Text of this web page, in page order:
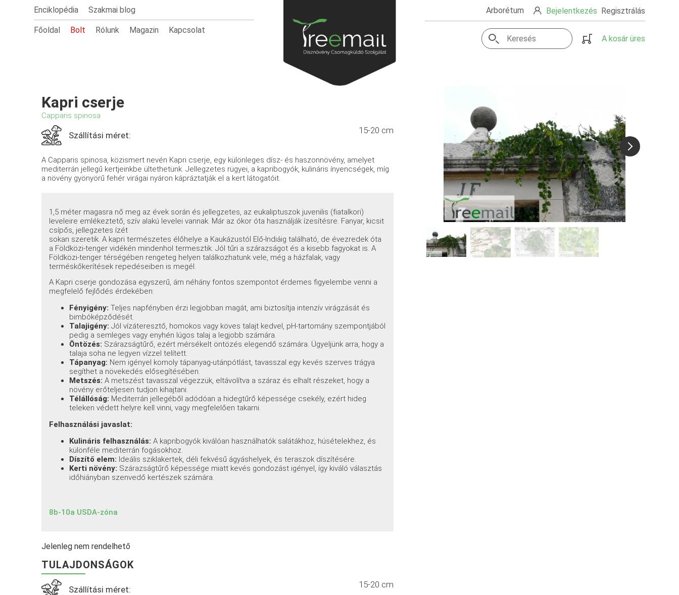
Enciklopédia Szakmai blog
Főoldal Bolt Rólunk Magazin Kapcsolat
Arborétum Bejelentkezés Regisztrálás
A kosár üres
Kapri cserje
Capparis spinosa
Szállítási méret: 15-20 cm
A Capparis spinosa, közismert nevén Kapri cserje, egy különleges dísz- és haszonnövény, amelyet
mediterrán jellegű kertjeinkbe ültethetünk. Jellegzetes rügyei, a kapribogyók, kulináris ínyencségek, míg
a növény gyönyörű fehér virágai nyáron kápráztatják el a kert látogatóit.
1,5 méter magasra nő meg az évek során és jellegzetes, az eukaliptuszok juvenilis (fiatalkori)
leveleire emlékeztető, szív alakú levelei vannak. Már az ókor óta használják ízesítésre. Fanyar, kicsit
csípős, jellegzetes ízét
sokan szeretik. A kapri természetes élőhelye a Kaukázustól Elő-Indiáig található, de évezredek óta
a Földközi-tenger vidékén mindenhol termesztik. Jól tűri a szárazságot és a kisebb fagyokat is. A
Földközi-tenger térségében rengeteg helyen találkozhatunk vele, még a házfalak, vagy
terméskőkerítések repedéseiben is megél.
A Kapri cserje gondozása egyszerű, ám néhány fontos szempontot érdemes figyelembe venni a
megfelelő fejlődés érdekében:
Fényigény: Teljes napfényben érzi legjobban magát, ami biztosítja intenzív virágzását és
bimbóképződését.
Talajigény: Jól vízáteresztő, homokos vagy köves talajt kedvel, pH-tartomány szempontjából
pedig a semleges vagy enyhén lúgos talaj a legjobb számára.
Öntözés: Szárazságtűrő, ezért mérsékelt öntözés elegendő számára. Ügyeljünk arra, hogy a
talaja soha ne legyen vízzel telített.
Tápanyag: Nem igényel komoly tápanyag-utánpótlást, tavasszal egy kevés szerves trágya
segíthet a növekedés elősegítésében.
Metszés: A metszést tavasszal végezzük, eltávolítva a száraz és elhalt részeket, hogy a
növény erőteljesen tudjon kihajtani.
Télállóság: Mediterrán jellegéből adódóan a hidegtűrő képessége csekély, ezért hideg
teleken védett helyre kell vinni, vagy megfelelően takarni.
Felhasználási javaslat:
Kulináris felhasználás: A kapribogyók kiválóan használhatók salátákhoz, húsételekhez, és
különféle mediterrán fogásokhoz.
Díszítő elem: Ideális sziklakertek, déli fekvésű ágyáshelyek, és teraszok díszítésére.
Kerti növény: Szárazságtűrő képessége miatt kevés gondozást igényel, így kiváló választás
időhiányban szenvedő kertészek számára.
8b-10a USDA-zóna
Jelenleg nem rendelhető
TULAJDONSÁGOK
Szállítási méret: 15-20 cm